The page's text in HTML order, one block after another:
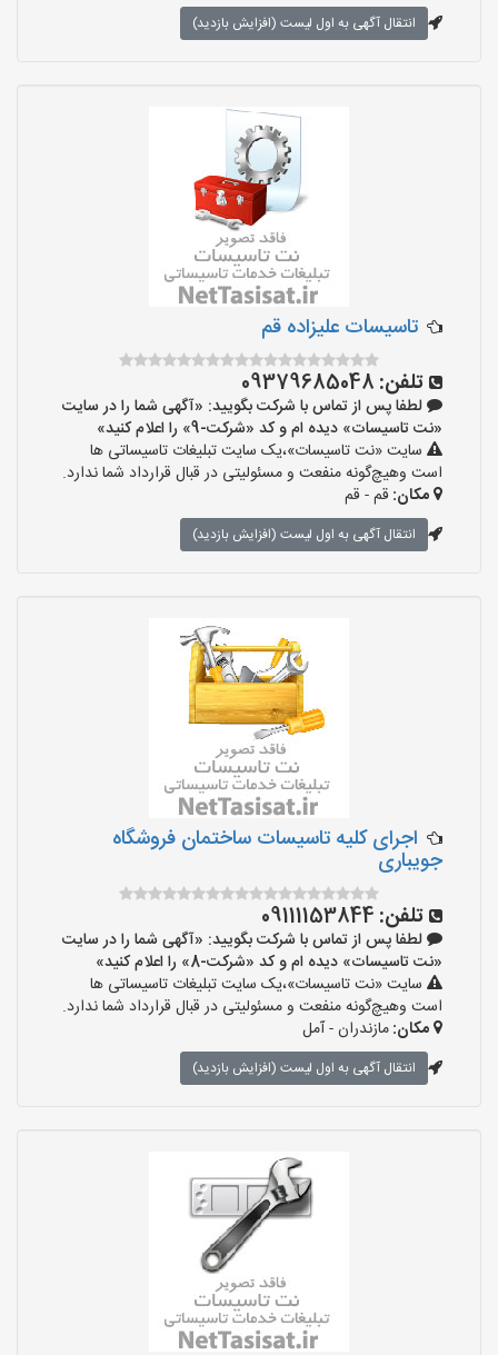
انتقال آگهی به اول لیست (افزایش بازدید)
تاسیسات علیزاده قم
تلفن: 09379685048
لطفا پس از تماس با شرکت بگویید: «آگهی شما را در سایت
«نت تاسیسات» دیده ام و کد «شرکت-9» را اعلام کنید»
سایت «نت تاسیسات»،یک سایت تبلیغات تاسیساتی ها
است وهیچ‌گونه منفعت و مسئولیتی در قبال قرارداد شما ندارد.
مکان: قم - قم
انتقال آگهی به اول لیست (افزایش بازدید)
اجرای کلیه تاسیسات ساختمان فروشگاه
جویباری
تلفن: 09111153844
لطفا پس از تماس با شرکت بگویید: «آگهی شما را در سایت
«نت تاسیسات» دیده ام و کد «شرکت-8» را اعلام کنید»
سایت «نت تاسیسات»،یک سایت تبلیغات تاسیساتی ها
است وهیچ‌گونه منفعت و مسئولیتی در قبال قرارداد شما ندارد.
مکان:مازندران - آمل
انتقال آگهی به اول لیست (افزایش بازدید)